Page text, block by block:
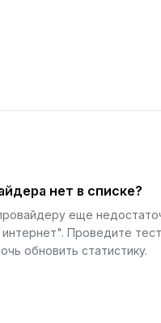
нет в списке?
еще
Проведите
обновить статистику.